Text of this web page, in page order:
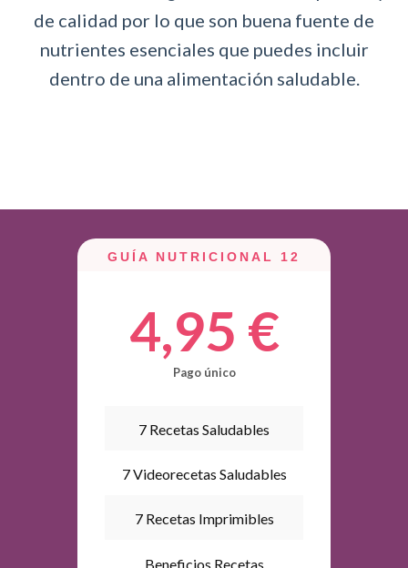
de calidad por lo que son buena fuente de
nutrientes esenciales que puedes incluir
dentro de una alimentación saludable.
GUÍA NUTRICIONAL 12
4,95 €
Pago único
7 Recetas Saludables
7 Videorecetas Saludables
7 Recetas Imprimibles
Beneficios Recetas